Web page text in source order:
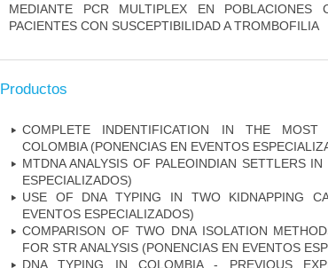
MEDIANTE PCR MULTIPLEX EN POBLACIONES
PACIENTES CON SUSCEPTIBILIDAD A TROMBOFILIA
Productos
COMPLETE INDENTIFICATION IN THE MOST
COLOMBIA (PONENCIAS EN EVENTOS
MTDNA ANALYSIS OF PALEOINDIAN SETTLERS
ESPECIALIZADOS)
USE OF DNA TYPING IN TWO KIDNAPPING
EVENTOS ESPECIALIZADOS)
COMPARISON OF TWO DNA ISOLATION
FOR STR ANALYSIS (PONENCIAS EN EVENTOS
DNA TYPING IN COLOMBIA - PREVIOUS